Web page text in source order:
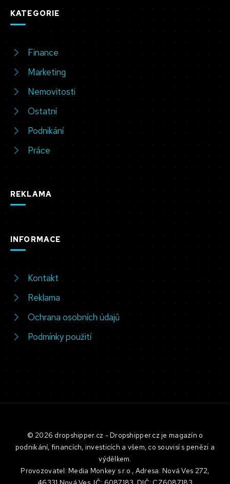
KATEGORIE
Finance
Marketing
Nemovitosti
Ostatní
Podnikání
Práce
REKLAMA
INFORMACE
Kontakt
Reklama
Ochrana osobních údajů
Podmínky použití
© 2026 dropshipper.cz - Dropshipper.cz je magazín o
podnikání, financích, investicích a všem, co souvisí s penězi a
výdělkem.
Provozovatel: Media Monkey s.r.o., Adresa: Nová Ves 272,